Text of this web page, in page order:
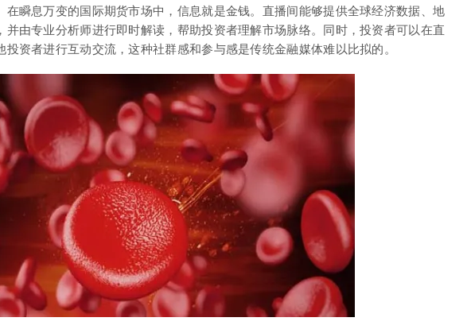
在瞬息万变的国际期货市场中，信息就是金钱。直播间能够提供全球经济数据、地
由专业分析师进行即时解读，帮助投资者理解市场脉络。同时，投资者可以在直
资者进行互动交流，这种社群感和参与感是传统金融媒体难以比拟的。